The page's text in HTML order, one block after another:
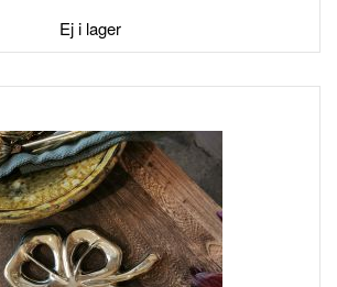
Ej i lager
I
ÖNSKELISTA